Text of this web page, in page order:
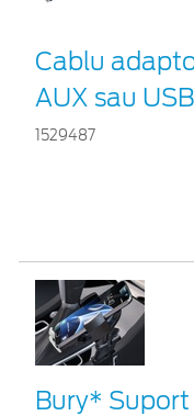
Cablu
AUX sau USB
1529487
Bury*